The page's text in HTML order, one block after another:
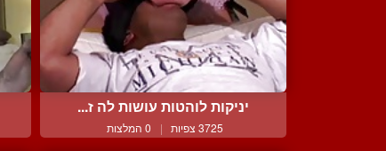
יניקות לוהטות עושות לה ז...
3725 צפיות | 0 המלצות